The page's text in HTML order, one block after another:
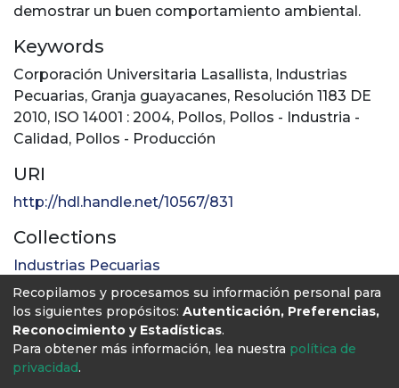
demostrar un buen comportamiento ambiental.
Keywords
Corporación Universitaria Lasallista, Industrias
Pecuarias, Granja guayacanes, Resolución 1183 DE
2010, ISO 14001 : 2004, Pollos, Pollos - Industria -
Calidad, Pollos - Producción
URI
http://hdl.handle.net/10567/831
Collections
Industrias Pecuarias
Full item page
Recopilamos y procesamos su información personal para
los siguientes propósitos: Autenticación, Preferencias,
Reconocimiento y Estadísticas.
Para obtener más información, lea nuestra política de
privacidad.